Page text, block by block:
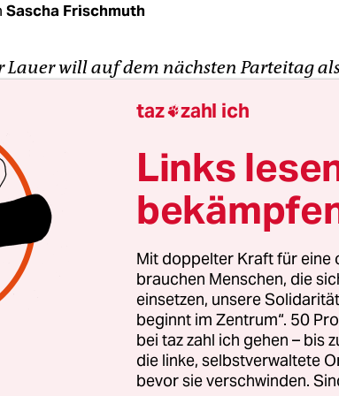
Sascha Frischmuth
Lauer will auf dem nächsten Parteitag
Termin bei ihm im
des Gesprächs, einen Audio-Mitschnitt
MP3
wollen Sie Landesvorsitzender
Moment von den Strukturen her im
irgendwie in einem Zustand vor
Und weil es schön wäre, wenn wir
kämen, um die Piratenpolitik
ich dann halt als Landesvorsitzender
taz zahl ich
Links
Mit doppelter Kraft für eine
brauchen Menschen, die
einsetzen, unsere
beginnt im Zentrum“. 50
bei taz zahl ich gehen – bis
die linke, selbstverwaltete
bevor sie verschwinden.